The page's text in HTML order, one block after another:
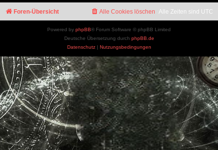
Foren-Übersicht Alle Zeiten sind UTC
Alle Cookies löschen
Powered by phpBB® Forum Software © phpBB Limited
Deutsche Übersetzung durch phpBB.de
Datenschutz| Nutzungsbedingungen